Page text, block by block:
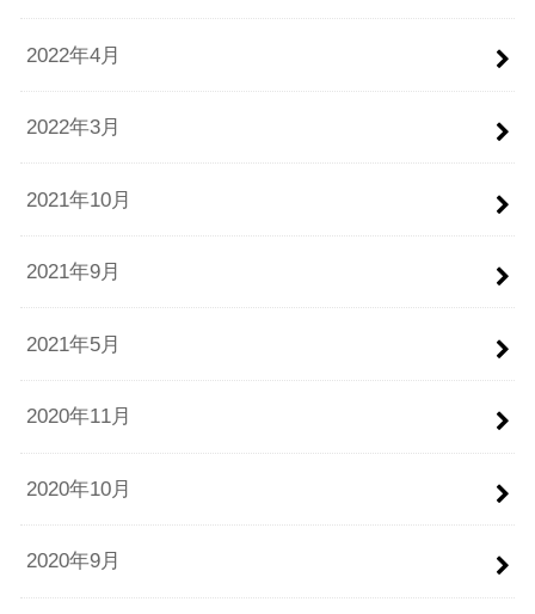
2022年4月
2022年3月
2021年10月
2021年9月
2021年5月
2020年11月
2020年10月
2020年9月